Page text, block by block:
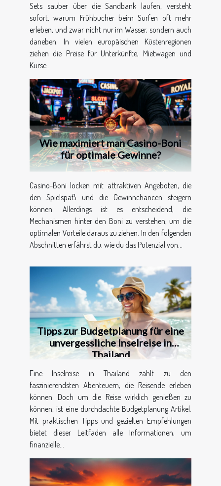
Sets sauber über die Sandbank laufen, versteht
sofort, warum Frühbucher beim Surfen oft mehr
erleben, und zwar nicht nur im Wasser, sondern auch
daneben. In vielen europäischen Küstenregionen
ziehen die Preise für Unterkünfte, Mietwagen und
Kurse...
Wie maximiert man Casino-Boni
für optimale Gewinne?
Casino-Boni locken mit attraktiven Angeboten, die
den Spielspaß und die Gewinnchancen steigern
können. Allerdings ist es entscheidend, die
Mechanismen hinter den Boni zu verstehen, um die
optimalen Vorteile daraus zu ziehen. In den folgenden
Abschnitten erfährst du, wie du das Potenzial von...
Tipps zur Budgetplanung für eine
unvergessliche Inselreise in
Thailand
Eine Inselreise in Thailand zählt zu den
faszinierendsten Abenteuern, die Reisende erleben
können. Doch um die Reise wirklich genießen zu
können, ist eine durchdachte Budgetplanung Artikel.
Mit praktischen Tipps und gezielten Empfehlungen
bietet dieser Leitfaden alle Informationen, um
finanzielle...